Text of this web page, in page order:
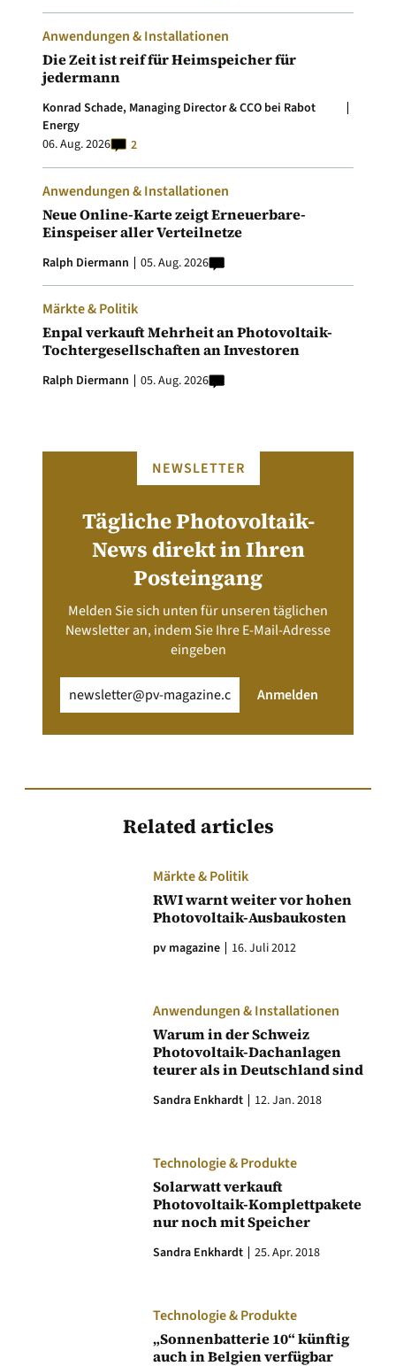
Anwendungen & Installationen
Die Zeit ist reif für Heimspeicher für
jedermann
Konrad Schade, Managing Director & CCO bei Rabot
Energy
06. Aug. 2026
2
Anwendungen & Installationen
Neue Online-Karte zeigt Erneuerbare-
Einspeiser aller Verteilnetze
Ralph Diermann 05. Aug. 2026
Märkte & Politik
Enpal verkauft Mehrheit an Photovoltaik-
Tochtergesellschaften an Investoren
Ralph Diermann 05. Aug. 2026
NEWSLETTER
Tägliche Photovoltaik-
News direkt in Ihren
Posteingang
Melden Sie sich unten für unseren täglichen
Newsletter an, indem Sie Ihre E-Mail-Adresse
eingeben
(erforderlich) Anmelden
Related articles
Märkte & Politik
RWI warnt weiter vor hohen
Photovoltaik-Ausbaukosten
pv magazine 16. Juli 2012
Anwendungen & Installationen
Warum in der Schweiz
Photovoltaik-Dachanlagen
teurer als in Deutschland sind
Sandra Enkhardt 12. Jan. 2018
Technologie & Produkte
Solarwatt verkauft
Photovoltaik-Komplettpakete
nur noch mit Speicher
Sandra Enkhardt 25. Apr. 2018
Technologie & Produkte
„Sonnenbatterie 10“ künftig
auch in Belgien verfügbar